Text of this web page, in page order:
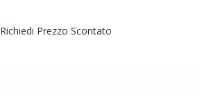
Richiedi Prezzo Scontato